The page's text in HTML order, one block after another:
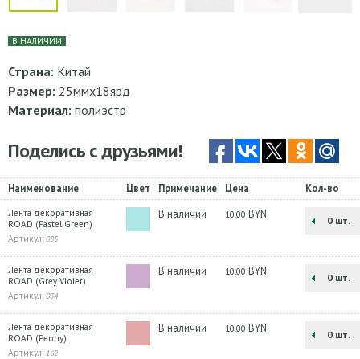
В НАЛИЧИИ
Страна: Китай
Размер: 25ммх18ярд
Материал: полиэстр
Поделись с друзьями!
Наименование Цвет Примечание Цена Кол-во
Лента декоративная
ROAD (Pastel Green)
Артикул: 085
В наличии 10.00 BYN
шт.
Лента декоративная
ROAD (Grey Violet)
Артикул: 034
В наличии 10.00 BYN
шт.
Лента декоративная
ROAD (Peony)
Артикул: 162
В наличии 10.00 BYN
шт.